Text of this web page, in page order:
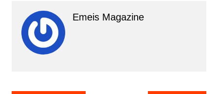
Emeis Magazine